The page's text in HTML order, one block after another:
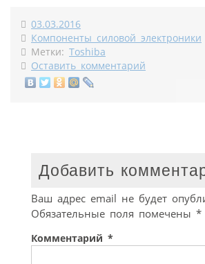
03.03.2016
Компоненты силовой электроники
Метки: Toshiba
Оставить комментарий
Добавить
Ваш адрес email не будет
Обязательные поля помечены *
Комментарий *